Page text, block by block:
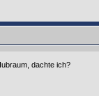
dachte ich?